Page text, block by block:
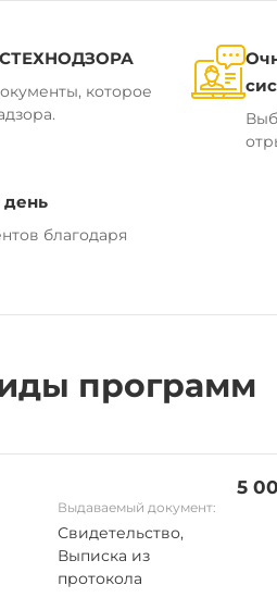
которое
день
благодаря
программ
Выдаваемый документ:
Свидетельство,
Выписка из
протокола
5